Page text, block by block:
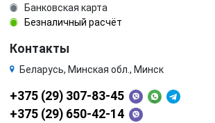
Банковская карта
Безналичный расчёт
Контакты
Беларусь, Минская обл., Минск
+375 (29) 307-83-45
+375 (29) 650-42-14